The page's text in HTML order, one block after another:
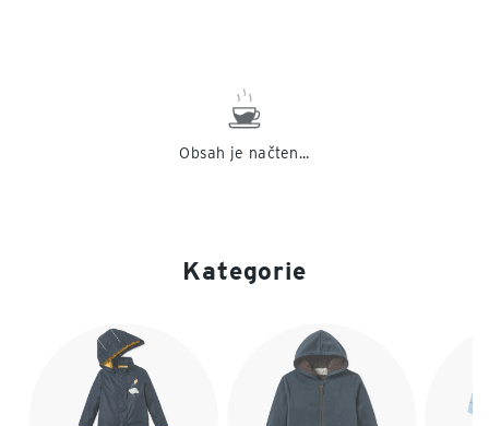
Obsah je načten...
Kategorie